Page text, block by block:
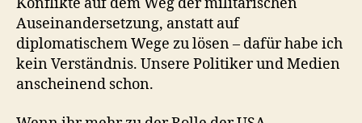
Auseinandersetzung, anstatt auf
diplomatischem Wege zu lösen – dafür habe ich
kein Verständnis. Unsere Politiker und Medien
anscheinend schon.